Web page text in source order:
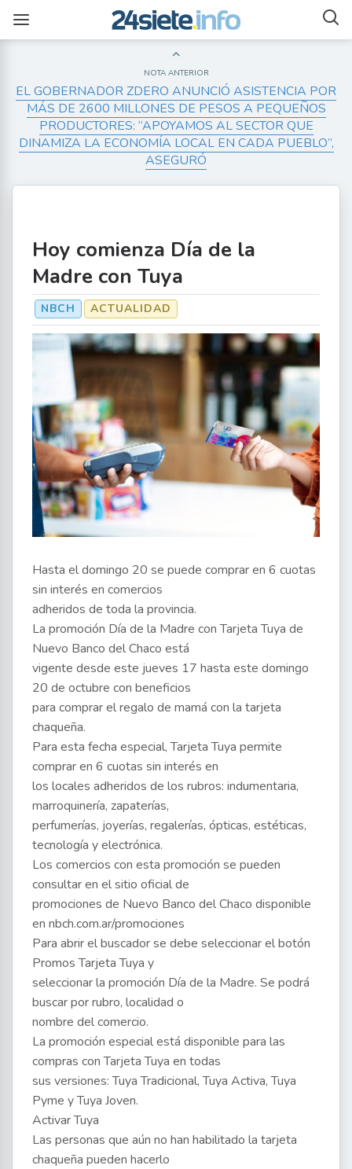
NOTA ANTERIOR
EL GOBERNADOR ZDERO ANUNCIÓ ASISTENCIA POR
MÁS DE 2600 MILLONES DE PESOS A PEQUEÑOS
PRODUCTORES: “APOYAMOS AL SECTOR QUE
DINAMIZA LA ECONOMÍA LOCAL EN CADA PUEBLO”,
ASEGURÓ
Hoy comienza Día de la
Madre con Tuya
NBCH ACTUALIDAD
Hasta el domingo 20 se puede comprar en 6 cuotas
sin interés en comercios
adheridos de toda la provincia.
La promoción Día de la Madre con Tarjeta Tuya de
Nuevo Banco del Chaco está
vigente desde este jueves 17 hasta este domingo
20 de octubre con beneficios
para comprar el regalo de mamá con la tarjeta
chaqueña.
Para esta fecha especial, Tarjeta Tuya permite
comprar en 6 cuotas sin interés en
los locales adheridos de los rubros: indumentaria,
marroquinería, zapaterías,
perfumerías, joyerías, regalerías, ópticas, estéticas,
tecnología y electrónica.
Los comercios con esta promoción se pueden
consultar en el sitio oficial de
promociones de Nuevo Banco del Chaco disponible
en nbch.com.ar/promociones
Para abrir el buscador se debe seleccionar el botón
Promos Tarjeta Tuya y
seleccionar la promoción Día de la Madre. Se podrá
buscar por rubro, localidad o
nombre del comercio.
La promoción especial está disponible para las
compras con Tarjeta Tuya en todas
sus versiones: Tuya Tradicional, Tuya Activa, Tuya
Pyme y Tuya Joven.
Activar Tuya
Las personas que aún no han habilitado la tarjeta
chaqueña pueden hacerlo